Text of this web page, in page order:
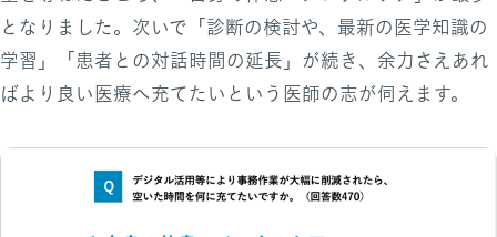
となりました。次いで「診断の検討や、最新の医学知識の
学習」「患者との対話時間の延長」が続き、余力さえあれ
ばより良い医療へ充てたいという医師の志が伺えます。